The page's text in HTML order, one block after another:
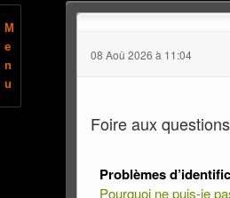
M
e
n
u
08 Aoû 2026 à 11:04
Foire aux
Problèmes
Pourquoi ne puis-je